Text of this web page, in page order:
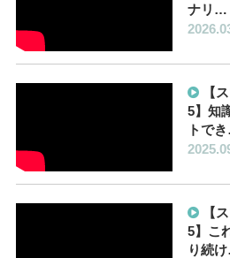
ナリ…
【
5】知
トで
【
5】こ
り続